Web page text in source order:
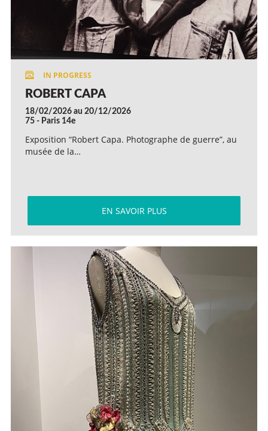
ROBERT CAPA
18/02/2026 au 20/12/2026
75 - Paris 14e
Exposition “Robert Capa. Photographe de guerre”, au
musée de la…
EN SAVOIR PLUS